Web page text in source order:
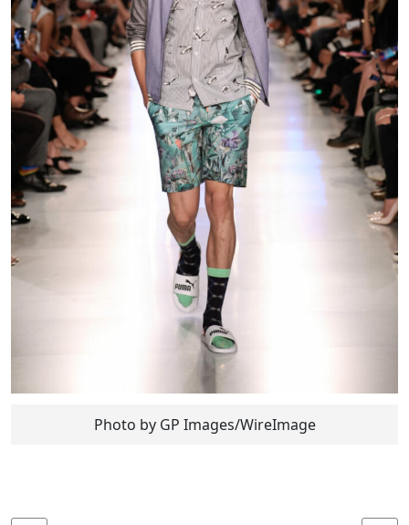
Photo by GP Images/WireImage